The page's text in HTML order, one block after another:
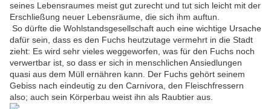
seines Lebensraumes meist gut zurecht und tut sich leicht mit der
Erschließung neuer Lebensräume, die sich ihm auftun.
So dürfte die Wohlstandsgesellschaft auch eine wichtige Ursache
dafür sein, dass es den Fuchs heutzutage vermehrt in die Stadt
zieht: Es wird sehr vieles weggeworfen, was für den Fuchs noch
verwertbar ist, so dass er sich in menschlichen Ansiedlungen
quasi aus dem Müll ernähren kann. Der Fuchs gehört seinem
Gebiss nach eindeutig zu den Carnivora, den Fleischfressern
also; auch sein Körperbau weist ihn als Raubtier aus.